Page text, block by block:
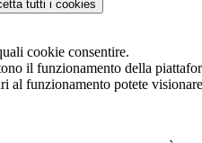
tutti i cookies
cookie consentire.
il funzionamento della
al funzionamento potete